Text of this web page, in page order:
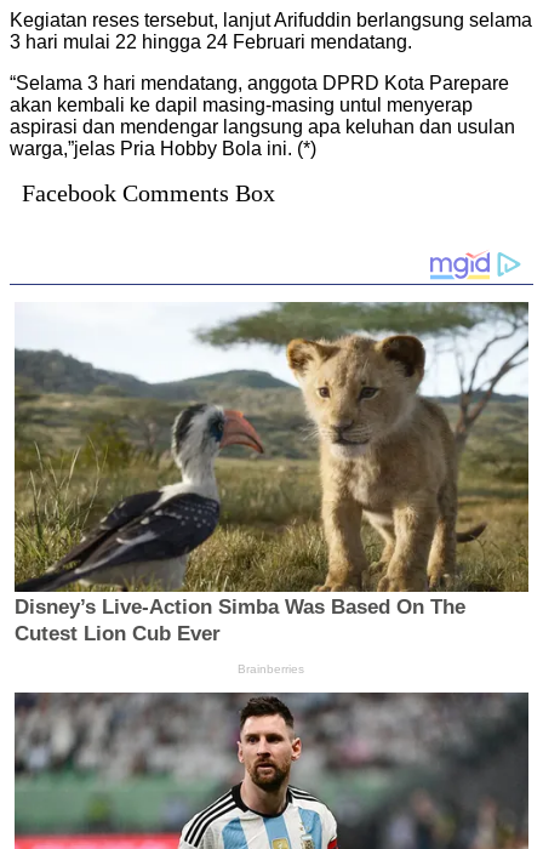
Kegiatan reses tersebut, lanjut Arifuddin berlangsung selama
3 hari mulai 22 hingga 24 Februari mendatang.
“Selama 3 hari mendatang, anggota DPRD Kota Parepare
akan kembali ke dapil masing-masing untul menyerap
aspirasi dan mendengar langsung apa keluhan dan usulan
warga,”jelas Pria Hobby Bola ini. (*)
Facebook Comments Box